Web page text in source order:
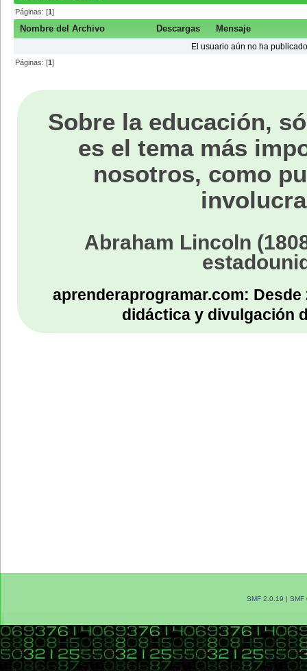
Páginas: [1]
Nombre del Archivo Descargas Mensaje
El usuario aún no ha
Páginas: [1]
Sobre la educación,
es el tema más
nosotros, como
Abraham Lincoln
aprenderaprogramar.com:
didáctica y divulgación
SMF 2.0.19 | SMF